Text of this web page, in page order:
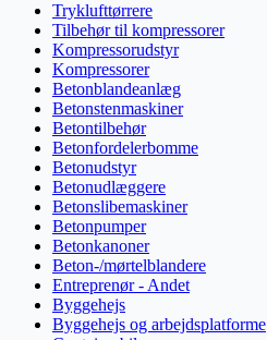
Tryklufttørrere
Tilbehør til kompressorer
Kompressorudstyr
Kompressorer
Betonblandeanlæg
Betonstenmaskiner
Betontilbehør
Betonfordelerbomme
Betonudstyr
Betonudlæggere
Betonslibemaskiner
Betonpumper
Betonkanoner
Beton-/mørtelblandere
Entreprenør - Andet
Byggehejs
Byggehejs og arbejdsplatforme